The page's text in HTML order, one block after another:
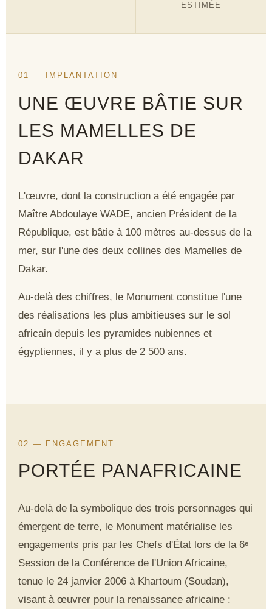
ESTIMÉE
01 — IMPLANTATION
UNE ŒUVRE BÂTIE SUR
LES MAMELLES DE
DAKAR
L'œuvre, dont la construction a été engagée par
Maître Abdoulaye WADE, ancien Président de la
République, est bâtie à 100 mètres au-dessus de la
mer, sur l'une des deux collines des Mamelles de
Dakar.
Au-delà des chiffres, le Monument constitue l'une
des réalisations les plus ambitieuses sur le sol
africain depuis les pyramides nubiennes et
égyptiennes, il y a plus de 2 500 ans.
02 — ENGAGEMENT
PORTÉE PANAFRICAINE
Au-delà de la symbolique des trois personnages qui
émergent de terre, le Monument matérialise les
engagements pris par les Chefs d'État lors de la 6ᵉ
Session de la Conférence de l'Union Africaine,
tenue le 24 janvier 2006 à Khartoum (Soudan),
visant à œuvrer pour la renaissance africaine :